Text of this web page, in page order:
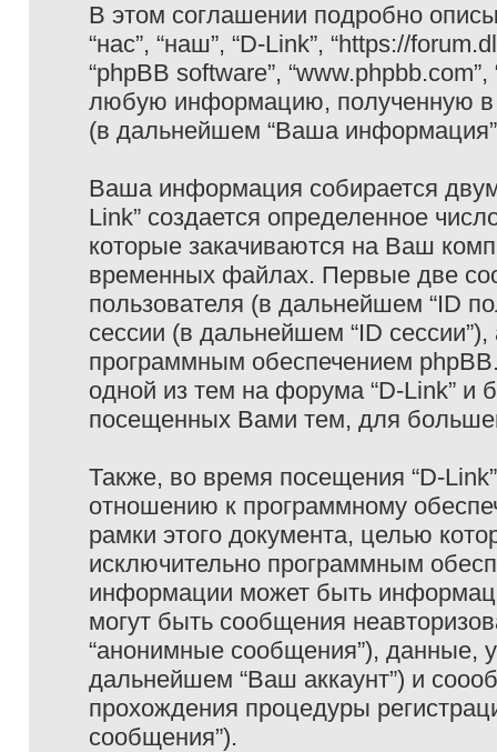
В этом соглашении подробно
“нас”, “наш”, “D-Link”, “https://
“phpBB software”,
любую информацию, полученную в
(в дальнейшем “Ваша
Ваша информация собирается
Link” создается определенное
которые закачиваются на Ваш
временных файлах. Первые две
пользователя (в дальнейшем “ID
сессии (в дальнейшем “ID
программным обеспечением
одной из тем на форума “D-Link” и
посещенных Вами тем, для
Также, во время посещения “D-
отношению к программному
рамки этого документа, целью
исключительно программным
информации может быть
могут быть сообщения
“анонимные сообщения”), данные,
дальнейшем “Ваш аккаунт”) и
прохождения процедуры
сообщения”).